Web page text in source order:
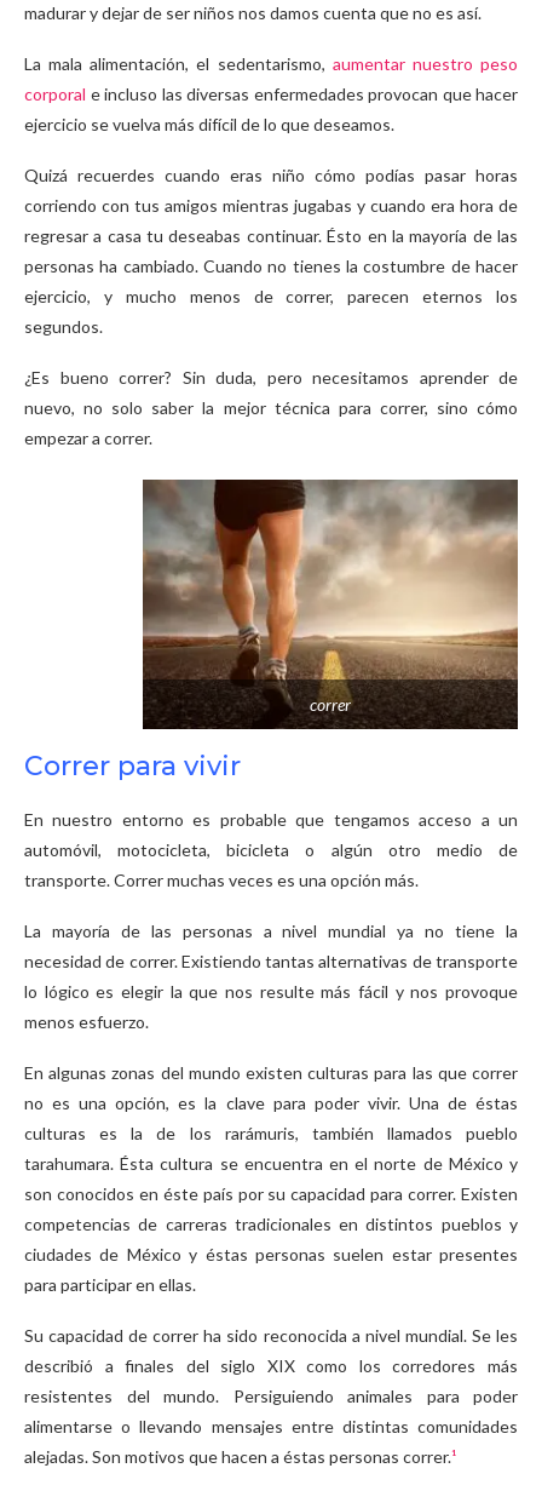
madurar y dejar de ser niños nos damos cuenta que no es así.
La mala alimentación, el sedentarismo, aumentar nuestro peso
corporal e incluso las diversas enfermedades provocan que hacer
ejercicio se vuelva más difícil de lo que deseamos.
Quizá recuerdes cuando eras niño cómo podías pasar horas
corriendo con tus amigos mientras jugabas y cuando era hora de
regresar a casa tu deseabas continuar. Ésto en la mayoría de las
personas ha cambiado. Cuando no tienes la costumbre de hacer
ejercicio, y mucho menos de correr, parecen eternos los
segundos.
¿Es bueno correr? Sin duda, pero necesitamos aprender de
nuevo, no solo saber la mejor técnica para correr, sino cómo
empezar a correr.
correr
Correr para vivir
En nuestro entorno es probable que tengamos acceso a un
automóvil, motocicleta, bicicleta o algún otro medio de
transporte. Correr muchas veces es una opción más.
La mayoría de las personas a nivel mundial ya no tiene la
necesidad de correr. Existiendo tantas alternativas de transporte
lo lógico es elegir la que nos resulte más fácil y nos provoque
menos esfuerzo.
En algunas zonas del mundo existen culturas para las que correr
no es una opción, es la clave para poder vivir. Una de éstas
culturas es la de los rarámuris, también llamados pueblo
tarahumara. Ésta cultura se encuentra en el norte de México y
son conocidos en éste país por su capacidad para correr. Existen
competencias de carreras tradicionales en distintos pueblos y
ciudades de México y éstas personas suelen estar presentes
para participar en ellas.
Su capacidad de correr ha sido reconocida a nivel mundial. Se les
describió a finales del siglo XIX como los corredores más
resistentes del mundo. Persiguiendo animales para poder
alimentarse o llevando mensajes entre distintas comunidades
alejadas. Son motivos que hacen a éstas personas correr.¹